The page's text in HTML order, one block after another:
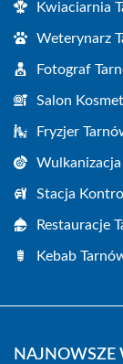
Kwiaciarnia
Weterynarz
Fotograf
Salon
Fryzjer
Stacja
Restauracje
Kebab
NAJNOWSZE